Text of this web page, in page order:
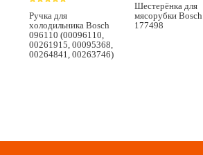
Ручка для
холодильника Bosch
096110 (00096110,
00261915, 00095368,
00264841, 00263746)
Шестерёнка для
мясорубки Bosch
177498